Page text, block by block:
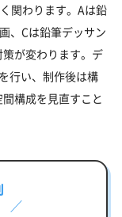
関わります。Aは鉛
、Cは鉛筆デッサン
が変わります。デ
行い、制作後は構
構成を見直すこと